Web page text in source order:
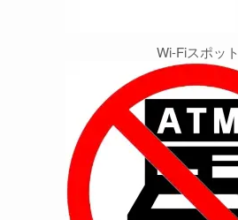
Wi-Fiスポット